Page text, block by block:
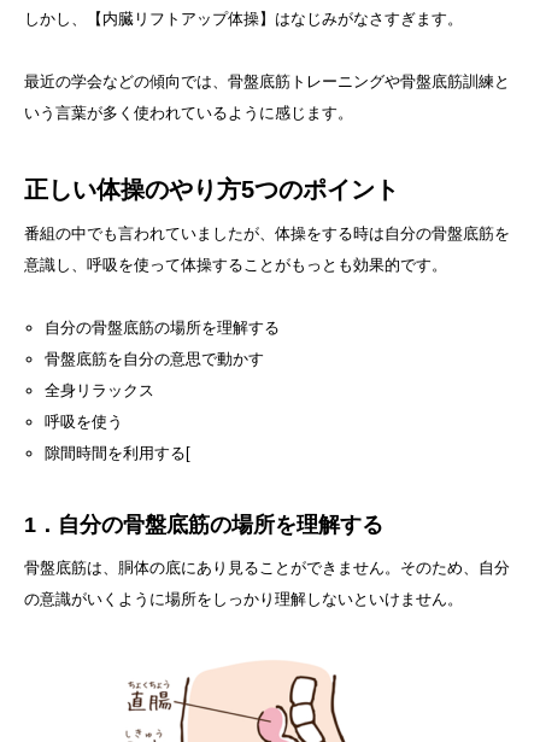
しかし、【内臓リフトアップ体操】はなじみがなさすぎます。
最近の学会などの傾向では、骨盤底筋トレーニングや骨盤底筋訓練と
いう言葉が多く使われているように感じます。
正しい体操のやり方5つのポイント
番組の中でも言われていましたが、体操をする時は自分の骨盤底筋を
意識し、呼吸を使って体操することがもっとも効果的です。
自分の骨盤底筋の場所を理解する
骨盤底筋を自分の意思で動かす
全身リラックス
呼吸を使う
隙間時間を利用する[
1．自分の骨盤底筋の場所を理解する
骨盤底筋は、胴体の底にあり見ることができません。そのため、自分
の意識がいくように場所をしっかり理解しないといけません。